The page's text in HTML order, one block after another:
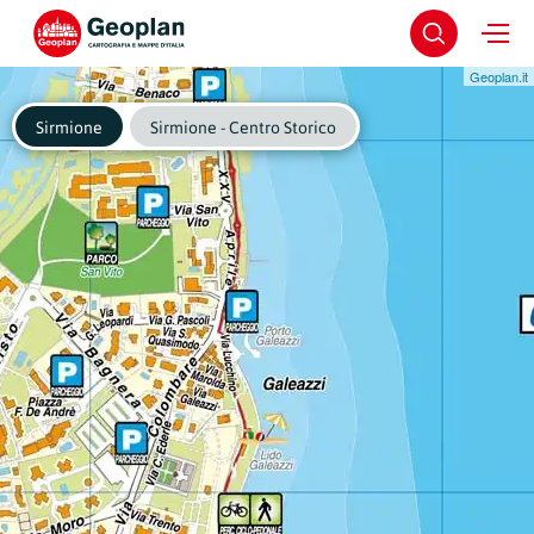
Geoplan.it
Sirmione Sirmione - Centro Storico